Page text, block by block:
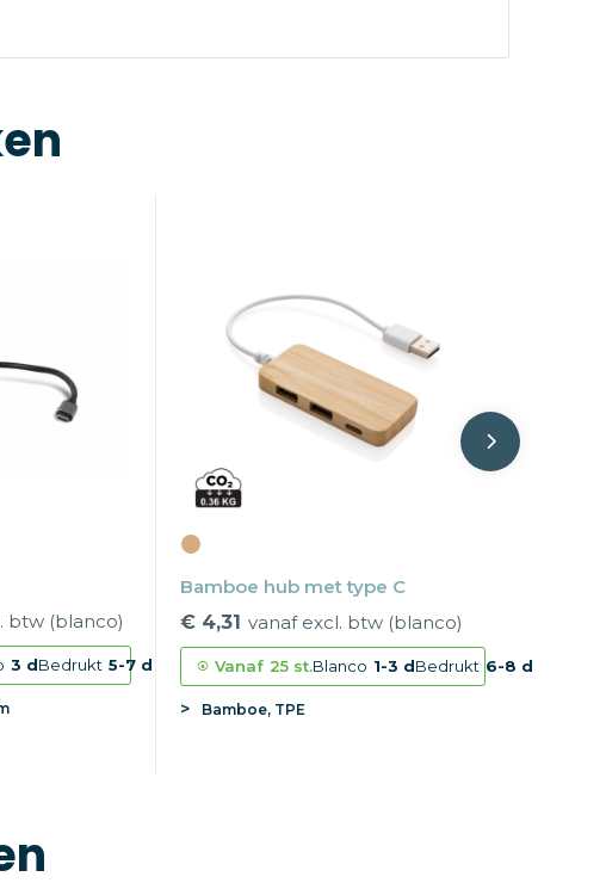
btw (blanco)
3 dBedrukt 5-7 d
Bamboe hub met type C
€ 4,31 vanaf excl. btw (blanco)
Vanaf 25 st.Blanco 1-3 dBedrukt 6-8 d
Bamboe, TPE